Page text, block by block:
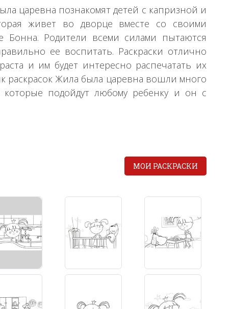
царевна познакомят детей с капризной и
живет во дворце вместе со своими
Бонна. Родители всеми силами пытаются
ее воспитать. Раскраски отлично
и им будет интересно распечатать их
раскрасок Жила была царевна вошли много
подойдут любому ребенку и он с
МОИ РАСКРАСКИ